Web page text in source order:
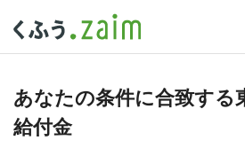
あなたの条件に合致する
給付金